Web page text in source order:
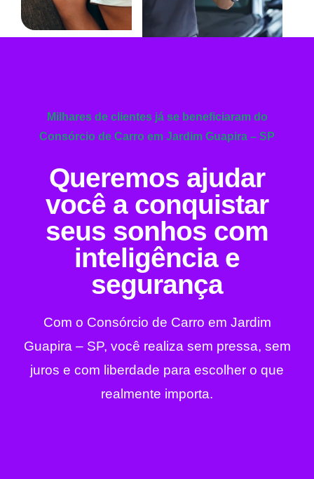
Milhares de clientes já se beneficiaram do
Consórcio de Carro em Jardim Guapira – SP
Queremos ajudar
você a conquistar
seus sonhos com
inteligência e
segurança
Com o Consórcio de Carro em Jardim
Guapira – SP, você realiza sem pressa, sem
juros e com liberdade para escolher o que
realmente importa.